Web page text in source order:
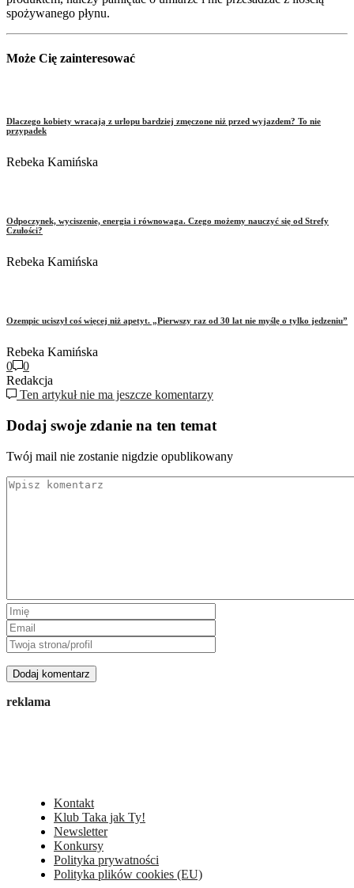
spożywanego płynu.
Może Cię zainteresować
Dlaczego kobiety wracają z urlopu bardziej zmęczone niż przed wyjazdem? To nie
przypadek
Rebeka Kamińska
Odpoczynek, wyciszenie, energia i równowaga. Czego możemy nauczyć się od Strefy
Czułości?
Rebeka Kamińska
Ozempic uciszył coś więcej niż apetyt. „Pierwszy raz od 30 lat nie myślę o tylko jedzeniu”
Rebeka Kamińska
0
0
Redakcja
Ten artykuł nie ma jeszcze komentarzy
Dodaj swoje zdanie na ten temat
Twój mail nie zostanie nigdzie opublikowany
reklama
Kontakt
Klub Taka jak Ty!
Newsletter
Konkursy
Polityka prywatności
Polityka plików cookies (EU)